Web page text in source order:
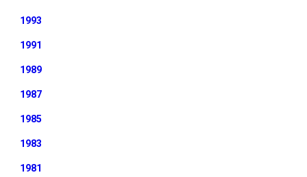
1993
1991
1989
1987
1985
1983
1981